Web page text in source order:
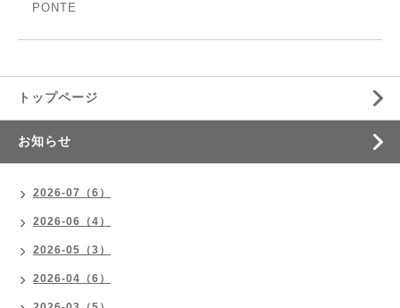
PONTE
トップページ
お知らせ
2026-07（6）
2026-06（4）
2026-05（3）
2026-04（6）